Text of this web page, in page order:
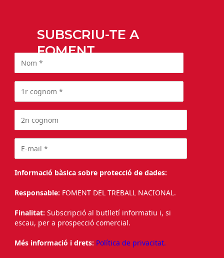
SUBSCRIU-TE A
FOMENT
Informació bàsica sobre protecció de dades:
Responsable: FOMENT DEL TREBALL NACIONAL.
Finalitat: Subscripció al butlletí informatiu i, si
escau, per a prospecció comercial.
Més informació i drets: Política de privacitat.